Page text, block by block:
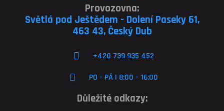
Provozovna:
Světlá pod Ještědem - Dolení Paseky 61,
463 43, Český Dub
+420 739 935 452
PO - PÁ | 8:00 - 16:00
Důležité odkazy: